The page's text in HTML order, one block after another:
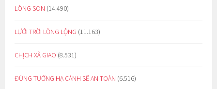
LÒNG SON (14.490)
LƯỚI TRỜI LỒNG LỘNG (11.163)
CHỊCH XÃ GIAO (8.531)
ĐỪNG TƯỞNG HẠ CÁNH SẼ AN TOÀN (6.516)